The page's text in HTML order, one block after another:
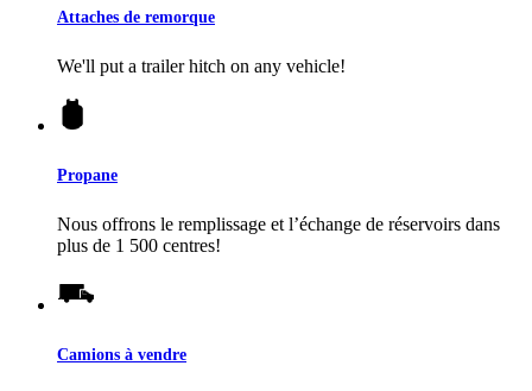
Attaches de remorque
We'll put a trailer hitch on any vehicle!
Propane
Nous offrons le remplissage et l’échange de réservoirs dans
plus de 1 500 centres!
Camions à vendre